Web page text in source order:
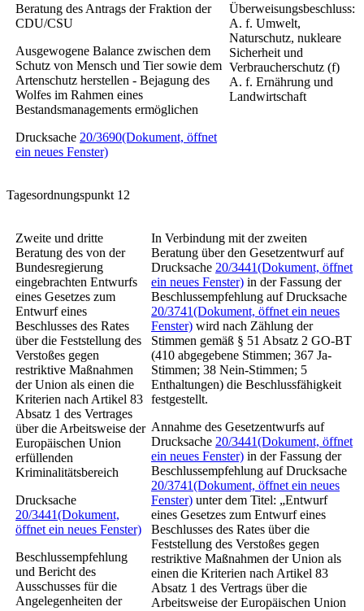
Beratung des Antrags der Fraktion der
CDU/CSU
Ausgewogene Balance zwischen dem
Schutz von Mensch und Tier sowie dem
Artenschutz herstellen - Bejagung des
Wolfes im Rahmen eines
Bestandsmanagements ermöglichen
Drucksache 20/3690(Dokument, öffnet
ein neues Fenster)
Überweisungsbeschluss:
A. f. Umwelt,
Naturschutz, nukleare
Sicherheit und
Verbraucherschutz (f)
A. f. Ernährung und
Landwirtschaft
Tagesordnungspunkt 12
Zweite und dritte
Beratung des von der
Bundesregierung
eingebrachten Entwurfs
eines Gesetzes zum
Entwurf eines
Beschlusses des Rates
über die Feststellung des
Verstoßes gegen
restriktive Maßnahmen
der Union als einen die
Kriterien nach Artikel 83
Absatz 1 des Vertrages
über die Arbeitsweise der
Europäischen Union
erfüllenden
Kriminalitätsbereich
Drucksache
20/3441(Dokument,
öffnet ein neues Fenster)
Beschlussempfehlung
und Bericht des
Ausschusses für die
Angelegenheiten der
In Verbindung mit der zweiten
Beratung über den Gesetzentwurf auf
Drucksache 20/3441(Dokument, öffnet
ein neues Fenster) in der Fassung der
Beschlussempfehlung auf Drucksache
20/3741(Dokument, öffnet ein neues
Fenster) wird nach Zählung der
Stimmen gemäß § 51 Absatz 2 GO-BT
(410 abgegebene Stimmen; 367 Ja-
Stimmen; 38 Nein-Stimmen; 5
Enthaltungen) die Beschlussfähigkeit
festgestellt.
Annahme des Gesetzentwurfs auf
Drucksache 20/3441(Dokument, öffnet
ein neues Fenster) in der Fassung der
Beschlussempfehlung auf Drucksache
20/3741(Dokument, öffnet ein neues
Fenster) unter dem Titel: „Entwurf
eines Gesetzes zum Entwurf eines
Beschlusses des Rates über die
Feststellung des Verstoßes gegen
restriktive Maßnahmen der Union als
einen die Kriterien nach Artikel 83
Absatz 1 des Vertrags über die
Arbeitsweise der Europäischen Union